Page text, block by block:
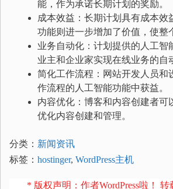
能，作为承诺长期计划的奖励。
成本效益：长期计划具有成本效
功能则进一步增加了价值，使整
业务自动化：计划提供的人工智
业主和企业家实现在线业务的自
简化工作流程：网站开发人员和
作流程的人工智能功能中获益。
内容优化：博客和内容创建者可
优化内容创建和管理。
分类： 新闻资讯
标签： hostinger, WordPress主机
* 版权声明：作者WordPress啦！ 转